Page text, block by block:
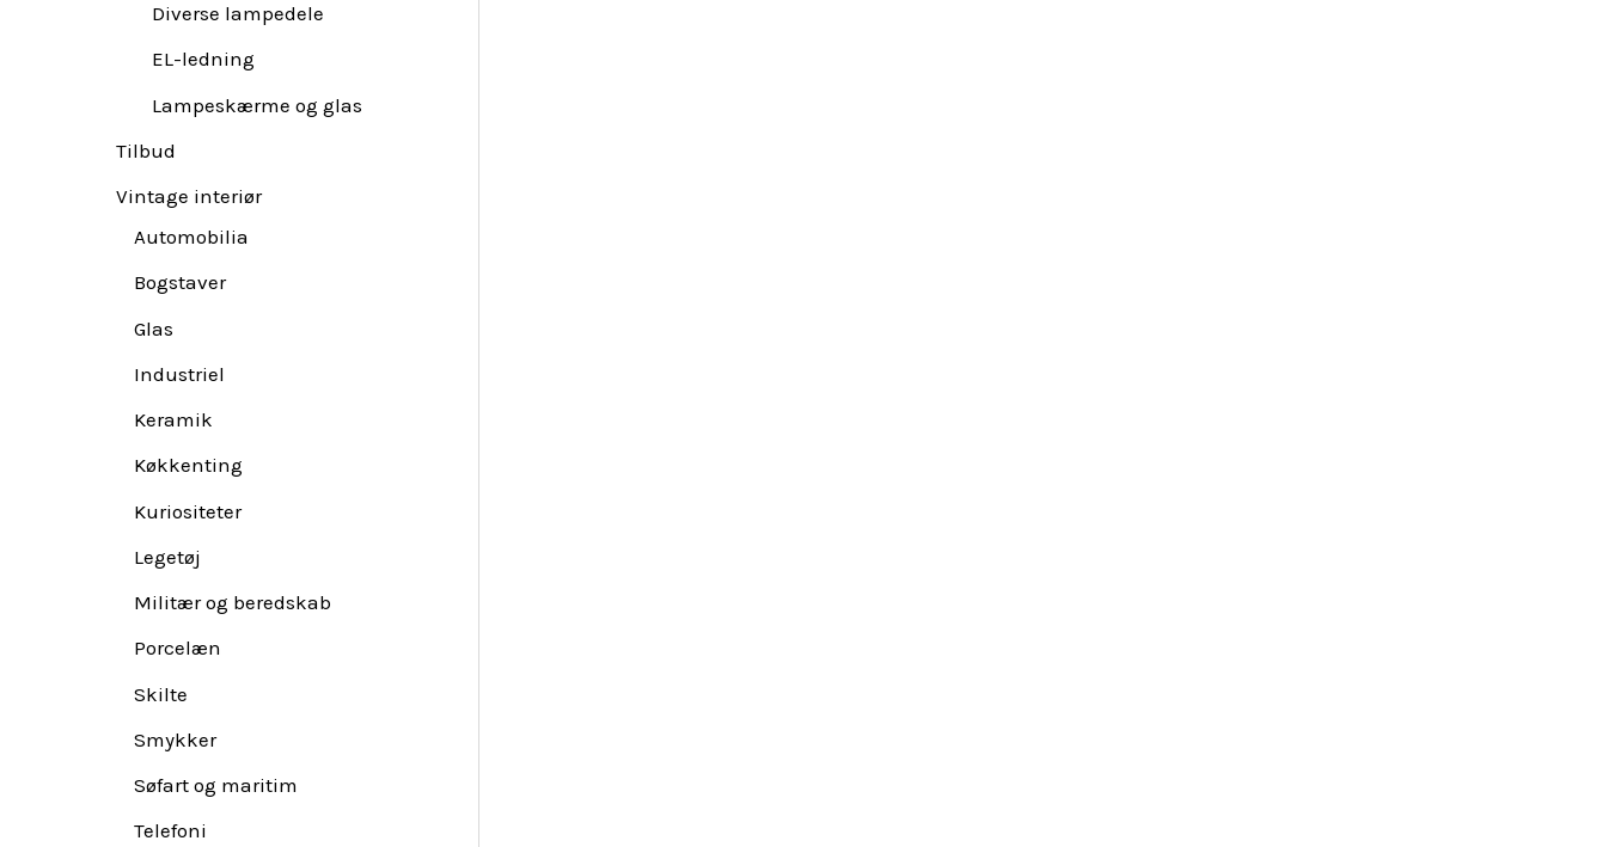
Diverse lampedele
EL-ledning
Lampeskærme og glas
Tilbud
Vintage interiør
Automobilia
Bogstaver
Glas
Industriel
Keramik
Køkkenting
Kuriositeter
Legetøj
Militær og beredskab
Porcelæn
Skilte
Smykker
Søfart og maritim
Telefoni